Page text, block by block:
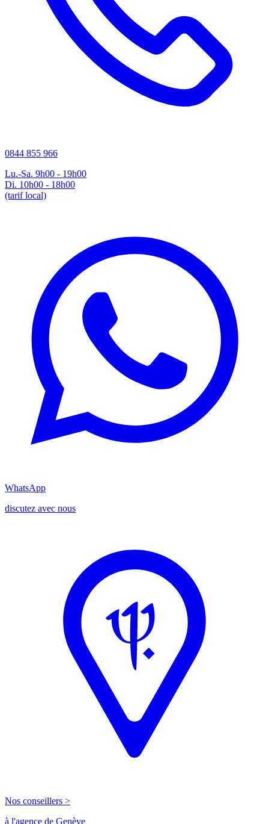
0844 855 966
Lu.-Sa. 9h00 - 19h00
Di. 10h00 - 18h00
(tarif local)
WhatsApp
discutez avec nous
Nos conseillers >
à l'agence de Genève